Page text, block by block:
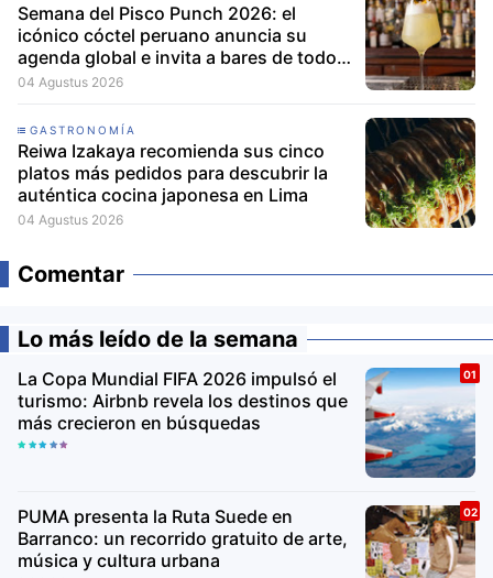
Semana del Pisco Punch 2026: el
icónico cóctel peruano anuncia su
agenda global e invita a bares de todo
el mundo a participar
04 Agustus 2026
GASTRONOMÍA
Reiwa Izakaya recomienda sus cinco
platos más pedidos para descubrir la
auténtica cocina japonesa en Lima
04 Agustus 2026
Comentar
Lo más leído de la semana
La Copa Mundial FIFA 2026 impulsó el
turismo: Airbnb revela los destinos que
más crecieron en búsquedas
PUMA presenta la Ruta Suede en
Barranco: un recorrido gratuito de arte,
música y cultura urbana